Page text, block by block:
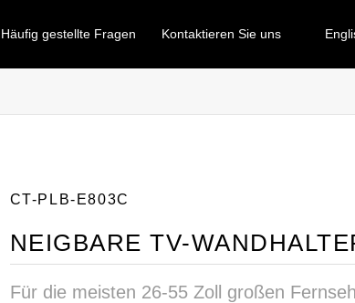
Häufig gestellte Fragen Kontaktieren Sie uns
CT-PLB-E803C
NEIGBARE TV-
Für die meisten 26-55 Zoll großen